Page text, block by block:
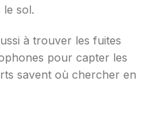
sol.
à trouver les fuites
pour capter les
savent où chercher en